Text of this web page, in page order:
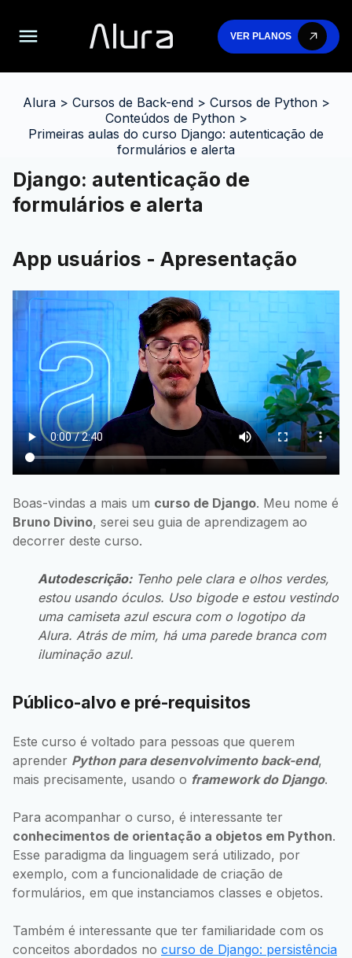
VER PLANOS
Alura> Cursos de Back-end> Cursos de Python>
Conteúdos de Python>
Primeiras aulas do curso Django: autenticação de
formulários e alerta
Django: autenticação de
formulários e alerta
App usuários - Apresentação
Boas-vindas a mais um curso de Django. Meu nome é
Bruno Divino, serei seu guia de aprendizagem ao
decorrer deste curso.
Autodescrição:Tenho pele clara e olhos verdes,
estou usando óculos. Uso bigode e estou vestindo
uma camiseta azul escura com o logotipo da
Alura. Atrás de mim, há uma parede branca com
iluminação azul.
Público-alvo e pré-requisitos
Este curso é voltado para pessoas que querem
aprender Python para desenvolvimento back-end,
mais precisamente, usando o framework do Django.
Para acompanhar o curso, é interessante ter
conhecimentos de orientação a objetos em Python.
Esse paradigma da linguagem será utilizado, por
exemplo, com a funcionalidade de criação de
formulários, em que instanciamos classes e objetos.
Também é interessante que ter familiaridade com os
conceitos abordados no curso de Django: persistência